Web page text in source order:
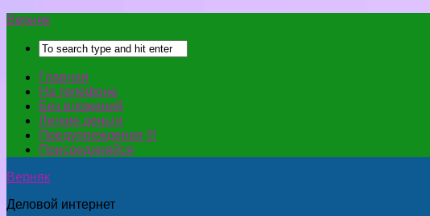
Верняк
Главная
На телефоне
Без вложений
Легкие деньги
Предупреждение !!!
Присоединяйся
Верняк
Деловой интернет